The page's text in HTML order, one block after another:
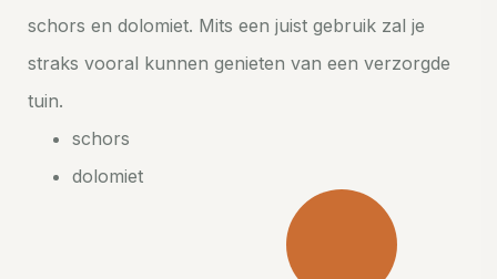
schors en dolomiet. Mits een juist gebruik zal je
straks vooral kunnen genieten van een verzorgde
tuin.
schors
dolomiet